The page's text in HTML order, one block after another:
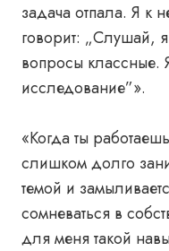
задача отпала. Я к
говорит: „Слушай,
вопросы классные.
исследование”».
«Когда ты
слишком долго
темой и
сомневаться в
для меня такой